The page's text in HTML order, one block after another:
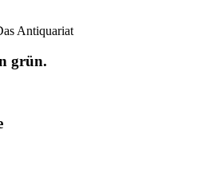
Antiquariat
grün.